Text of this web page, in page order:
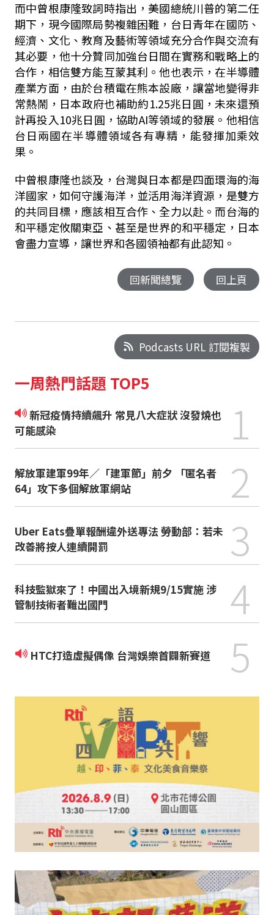
而中曾根康隆致詞時指出，美國總統川普的第二任
期下，現今國際局勢複雜困難，台日青年在國防、
經濟、文化、教育及藝術等領域充分合作與交流有
其必要，他十分贊同加強台日間在實務和戰略上的
合作，相信雙方能互蒙其利。他也表示，在半導體
產業方面，由於台積電在熊本設廠，讓當地變得非
常熱鬧，日本政府也補助約1.25兆日圓，未來還預
計再投入10兆日圓，協助AI等領域的發展。他相信
台日兩國在半導體領域各有專精，能發揮加乘效
果。
中曾根康隆也談及，台灣與日本都是四面環海的海
洋國家，如何守護海洋，並活用海洋資源，是雙方
的共同目標，應該相互合作、全力以赴。而台海的
和平穩定攸關東亞、甚至是世界的和平穩定，日本
會盡力宣導，讓世界和各國領袖都有此認知。
回新聞總覽 回上頁
Podcasts URL 訂閱複製
一周熱門話題 TOP5
新冠疫情持續飆升 常見八大症狀 沒發燒也
可能感染
1
解放軍建軍99年／「建軍節」前夕 「匿名者
64」攻下多個解放軍網站
2
Uber Eats疊單報酬違外送專法 勞動部：若未
改善將按人連續開罰
3
科技監獄來了！中國出入境新規9/15實施 涉
管制技術者難出國門
4
HTC打造虛擬偶像 台灣娛樂首闢新賽道 5